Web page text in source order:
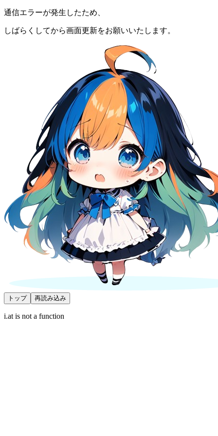
通信エラーが発生したため、
しばらくしてから画面更新をお願いいたします。
トップ 再読み込み
i.at is not a function